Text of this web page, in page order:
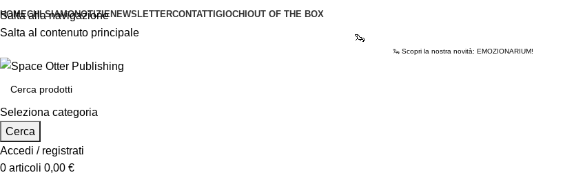
Salta alla navigazione
Salta al contenuto principale
HOMECHI SIAMONOTIZIENEWSLETTERCONTATTI GIOCHI OUT OF THE BOX
🦦
🦦 Scopri la nostra novità: EMOZIONARIUM!
Seleziona categoria
Cerca
Accedi / registrati
0 articoli 0,00 €